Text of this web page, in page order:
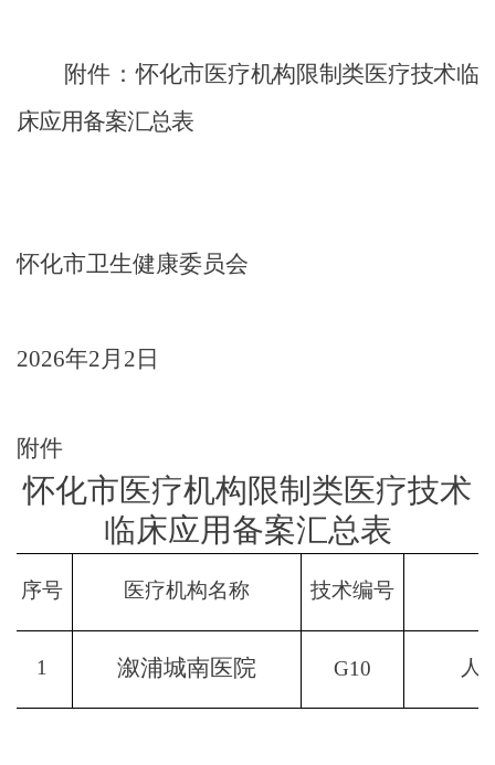
附件：怀化市医疗机构限制类医疗技术临
床应用备案汇总表
怀化市卫生健康委员会
2026年2月 2 日
附件
怀化市医疗机构限制类医疗技术
临床应用备案汇总表
序号 医疗机构名称 技术编号
1 溆浦城南医院 G10 人